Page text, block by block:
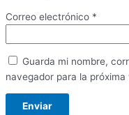
Correo electrónico *
Guarda mi nombre,
navegador para la